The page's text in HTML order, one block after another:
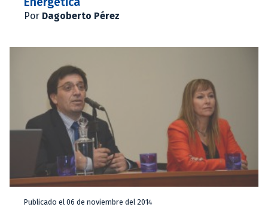
Por Dagoberto Pérez
Publicado el 06 de noviembre del 2014